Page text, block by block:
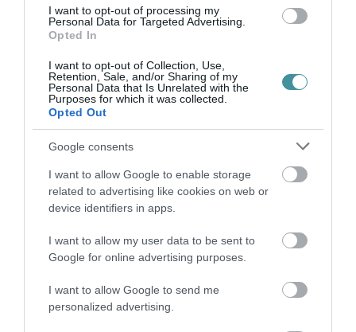
I want to opt-out of processing my
Personal Data for Targeted Advertising.
Opted In
I want to opt-out of Collection, Use,
Retention, Sale, and/or Sharing of my
Personal Data that Is Unrelated with the
Purposes for which it was collected.
Opted Out
Google consents
I want to allow Google to enable storage
related to advertising like cookies on web or
device identifiers in apps.
I want to allow my user data to be sent to
Google for online advertising purposes.
I want to allow Google to send me
personalized advertising.
bennünket az EGRI ÜGYEK Google Hírek oldalán!
VISSZA A FŐOLDALRA
Legfrissebb híreink
TELJES SZAKÍTÁS JÖN A...
2026. augusztus 08 Mindenki ügye